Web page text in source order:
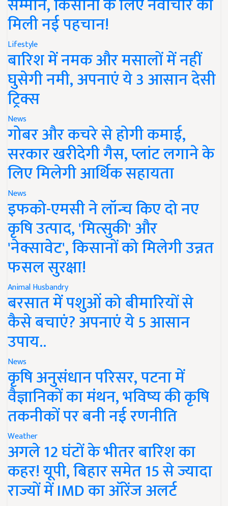
मिली नई पहचान!
Lifestyle
बारिश में नमक और मसालों में नहीं
घुसेगी नमी, अपनाएं ये 3 आसान देसी
ट्रिक्स
News
गोबर और कचरे से होगी कमाई,
सरकार खरीदेगी गैस, प्लांट लगाने के
लिए मिलेगी आर्थिक सहायता
News
इफको-एमसी ने लॉन्च किए दो नए
कृषि उत्पाद, 'मित्सुकी' और
'नेक्सावेट', किसानों को मिलेगी उन्नत
फसल सुरक्षा!
Animal Husbandry
बरसात में पशुओं को बीमारियों से
कैसे बचाएं? अपनाएं ये 5 आसान
उपाय..
News
कृषि अनुसंधान परिसर, पटना में
वैज्ञानिकों का मंथन, भविष्य की कृषि
तकनीकों पर बनी नई रणनीति
Weather
अगले 12 घंटों के भीतर बारिश का
कहर! यूपी, बिहार समेत 15 से ज्यादा
राज्यों में IMD का ऑरेंज अलर्ट